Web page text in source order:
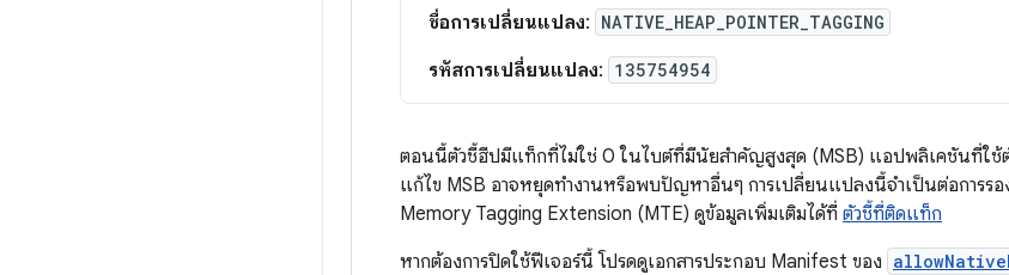
ชื่อการเปลี่ยนแปลง: NATIVE_HEAP_POINTER_TAGGING
รหัสการเปลี่ยนแปลง: 135754954
ตอนนี้ตัวชี้ฮีปมีแท็กที่ไม่ใช่ 0 ในไบต์ที่มีนัยสำคัญสูงสุด (MSB) แอปพลิเคชันที่ใช้
แก้ไข MSB อาจหยุดทำงานหรือพบปัญหาอื่นๆ การเปลี่ยนแปลงนี้จำเป็นต่อการรอ
Memory Tagging Extension (MTE) ดูข้อมูลเพิ่มเติมได้ที่ ตัวชี้ที่ติดแท็ก
หากต้องการปิดใช้ฟีเจอร์นี้ โปรดดูเอกสารประกอบ Manifest ของ